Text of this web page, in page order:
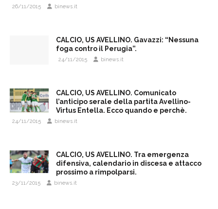
26/11/2015 binews.it
CALCIO, US AVELLINO. Gavazzi: “Nessuna
foga contro il Perugia”.
24/11/2015 binews.it
CALCIO, US AVELLINO. Comunicato
l’anticipo serale della partita Avellino-
Virtus Entella. Ecco quando e perchè.
24/11/2015 binews.it
CALCIO, US AVELLINO. Tra emergenza
difensiva, calendario in discesa e attacco
prossimo a rimpolparsi.
23/11/2015 binews.it